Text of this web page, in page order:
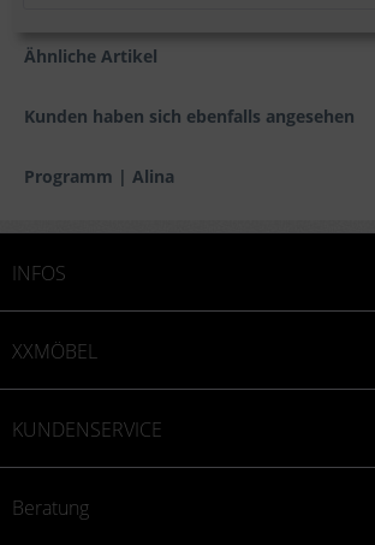
Ähnliche Artikel
Kunden haben sich ebenfalls angesehen
Programm | Alina
INFOS
XXMÖBEL
KUNDENSERVICE
Beratung